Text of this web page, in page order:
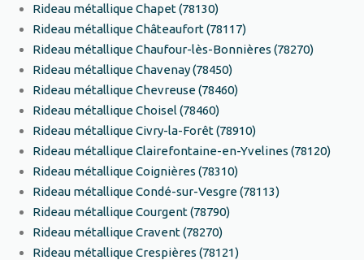
Rideau métallique Chapet (78130)
Rideau métallique Châteaufort (78117)
Rideau métallique Chaufour-lès-Bonnières (78270)
Rideau métallique Chavenay (78450)
Rideau métallique Chevreuse (78460)
Rideau métallique Choisel (78460)
Rideau métallique Civry-la-Forêt (78910)
Rideau métallique Clairefontaine-en-Yvelines (78120)
Rideau métallique Coignières (78310)
Rideau métallique Condé-sur-Vesgre (78113)
Rideau métallique Courgent (78790)
Rideau métallique Cravent (78270)
Rideau métallique Crespières (78121)